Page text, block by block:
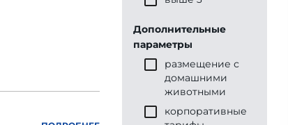
Дополнительные
параметры
размещение с
домашними
животными
корпоративные